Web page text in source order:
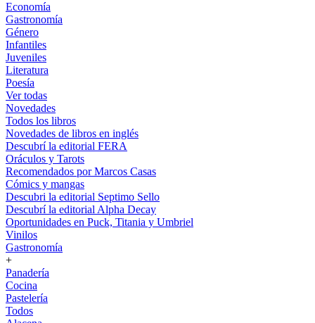
Economía
Gastronomía
Género
Infantiles
Juveniles
Literatura
Poesía
Ver todas
Novedades
Todos los libros
Novedades de libros en inglés
Descubrí la editorial FERA
Oráculos y Tarots
Recomendados por Marcos Casas
Cómics y mangas
Descubri la editorial Septimo Sello
Descubrí la editorial Alpha Decay
Oportunidades en Puck, Titania y Umbriel
Vinilos
Gastronomía
+
Panadería
Cocina
Pastelería
Todos